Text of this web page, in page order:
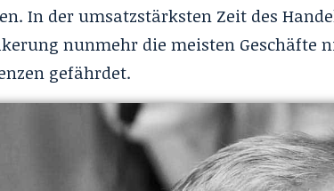
In der umsatzstärksten Zeit des
nunmehr die meisten Geschäfte
gefährdet.